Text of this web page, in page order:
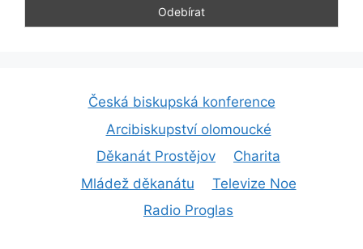
Česká biskupská konference
Arcibiskupství olomoucké
Děkanát Prostějov
Charita
Mládež děkanátu
Televize Noe
Radio Proglas